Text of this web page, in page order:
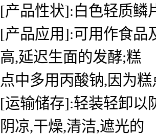
[产品性状]:白色轻质鳞
[产品应用]:可用作食品
高,延迟生面的发酵;糕
点中多用丙酸钠,因为
[运输储存]:轻装轻卸以
阴凉,干燥,清洁,遮光的